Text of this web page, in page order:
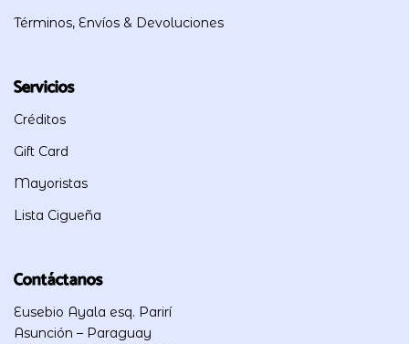
Términos, Envíos & Devoluciones
Servicios
Créditos
Gift Card
Mayoristas
Lista Cigueña
Contáctanos
Eusebio Ayala esq. Parirí
Asunción – Paraguay